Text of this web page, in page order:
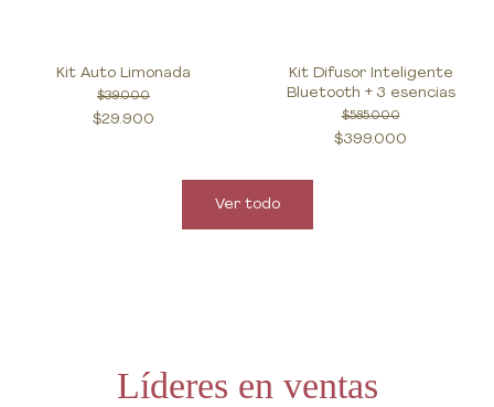
Kit Auto Limonada
$39.000
$29.900
Kit Difusor Inteligente
Bluetooth + 3 esencias
$585.000
$399.000
Ver todo
Líderes en ventas